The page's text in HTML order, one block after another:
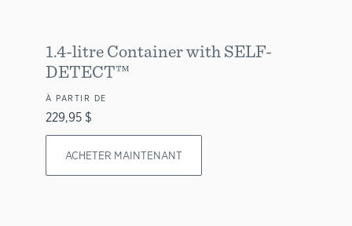
1.4-litre Container with SELF-
DETECT™
À PARTIR DE
229,95 $
ACHETER MAINTENANT